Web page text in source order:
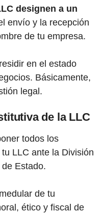
designen a un
envío y la recepción
de tu empresa.
en el estado
Básicamente,
legal.
de la LLC
todos los
LLC ante la División
Estado.
de tu
ético y fiscal de